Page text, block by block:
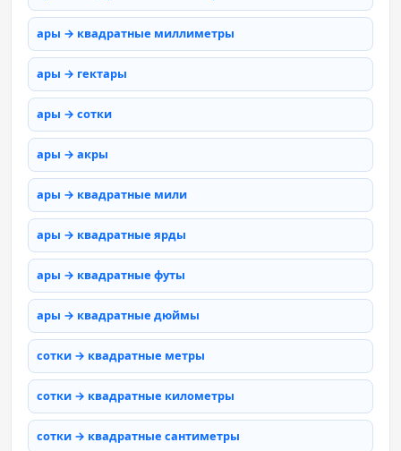
ары → квадратные миллиметры
ары → гектары
ары → сотки
ары → акры
ары → квадратные мили
ары → квадратные ярды
ары → квадратные футы
ары → квадратные дюймы
сотки → квадратные метры
сотки → квадратные километры
сотки → квадратные сантиметры